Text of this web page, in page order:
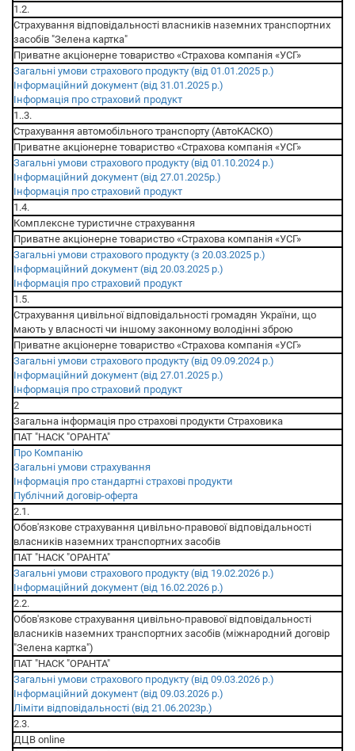
1.2.
Cтрахування відповідальності власників наземних транспортних
засобів "Зелена картка"
Приватне акціонерне товариство «Страхова компанія «УСГ»
Загальні умови страхового продукту (від 01.01.2025 р.)
Інформаційний документ (від 31.01.2025 р.)
Інформація про страховий продукт
1..3.
Страхування автомобільного транспорту (АвтоКАСКО)
Приватне акціонерне товариство «Страхова компанія «УСГ»
Загальні умови страхового продукту (від 01.10.2024 р.)
Інформаційний документ (від 27.01.2025р.)
Інформація про страховий продукт
1.4.
Комплексне туристичне страхування
Приватне акціонерне товариство «Страхова компанія «УСГ»
Загальні умови страхового продукту (з 20.03.2025 р.)
Інформаційний документ (від 20.03.2025 р.)
Інформація про страховий продукт
1.5.
Страхування цивільної відповідальності громадян України, що
мають у власності чи іншому законному володінні зброю
Приватне акціонерне товариство «Страхова компанія «УСГ»
Загальні умови страхового продукту (від 09.09.2024 р.)
Інформаційний документ (від 27.01.2025 р.)
Інформація про страховий продукт
2
Загальна інформація про страхові продукти Страховика
ПАТ "НАСК "ОРАНТА"
Про Компанію
Загальні умови страхування
Інформація про стандартні страхові продукти
Публічний договір-оферта
2.1.
Обов'язкове страхування цивільно-правової відповідальності
власників наземних транспортних засобів
ПАТ "НАСК "ОРАНТА"
Загальні умови страхового продукту (від 19.02.2026 р.)
Інформаційний документ (від 16.02.2026 р.)
2.2.
Обов'язкове страхування цивільно-правової відповідальності
власників наземних транспортних засобів (міжнародний договір
"Зелена картка")
ПАТ "НАСК "ОРАНТА"
Загальні умови страхового продукту (від 09.03.2026 р.)
Інформаційний документ (від 09.03.2026 р.)
Ліміти відповідальності (від 21.06.2023р.)
2.3.
ДЦВ online